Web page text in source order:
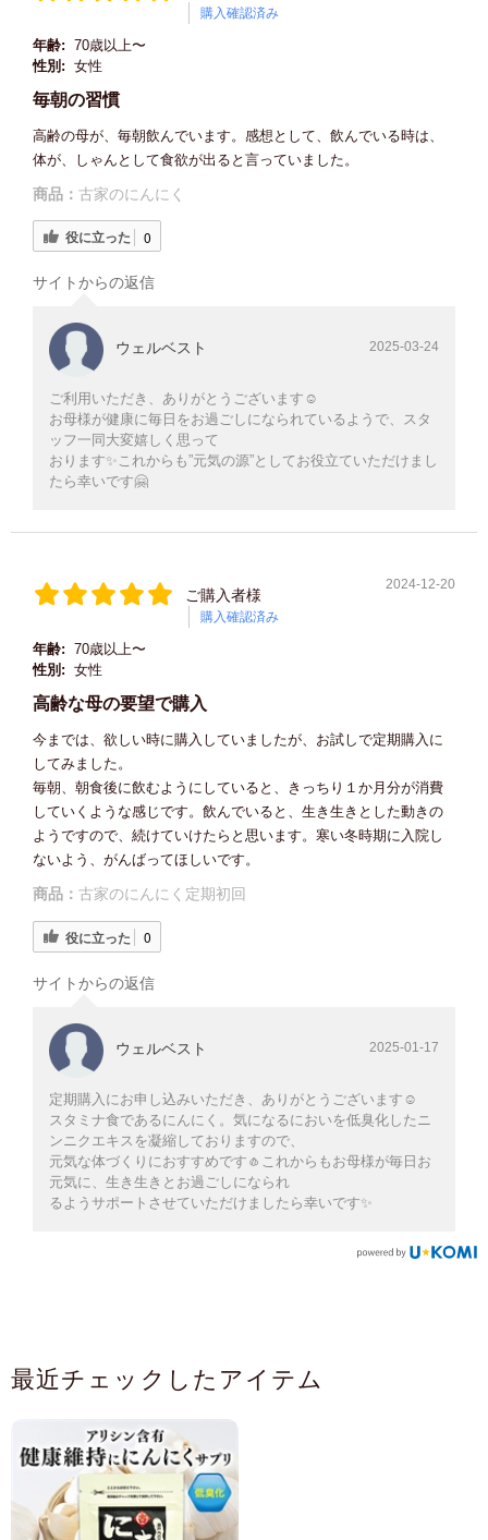
購入確認済み
年齢: 70歳以上〜
性別: 女性
毎朝の習慣
高齢の母が、毎朝飲んでいます。感想として、飲んでいる時は、
体が、しゃんとして食欲が出ると言っていました。
商品： 古家のにんにく
役に立った 0
サイトからの返信
ウェルベスト 2025-03-24
ご利用いただき、ありがとうございます☺️
お母様が健康に毎日をお過ごしになられているようで、スタ
ッフ一同大変嬉しく思って
おります✨これからも”元気の源”としてお役立ていただけまし
たら幸いです🤗
ご購入者様
購入確認済み
2024-12-20
年齢: 70歳以上〜
性別: 女性
高齢な母の要望で購入
今までは、欲しい時に購入していましたが、お試しで定期購入に
してみました。
毎朝、朝食後に飲むようにしていると、きっちり１か月分が消費
していくような感じです。飲んでいると、生き生きとした動きの
ようですので、続けていけたらと思います。寒い冬時期に入院し
ないよう、がんばってほしいです。
商品： 古家のにんにく定期初回
役に立った 0
サイトからの返信
ウェルベスト 2025-01-17
定期購入にお申し込みいただき、ありがとうございます☺️
スタミナ食であるにんにく。気になるにおいを低臭化したニ
ンニクエキスを凝縮しておりますので、
元気な体づくりにおすすめです🧄これからもお母様が毎日お
元気に、生き生きとお過ごしになられ
るようサポートさせていただけましたら幸いです✨
最近チェックしたアイテム